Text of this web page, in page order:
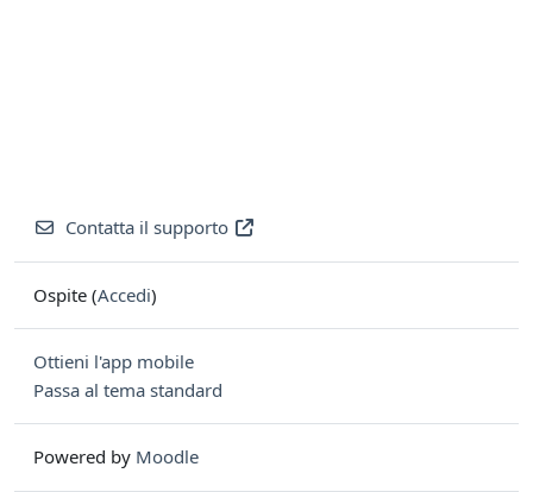
Contatta il supporto
Ospite (Accedi)
Ottieni l'app mobile
Passa al tema standard
Powered by Moodle